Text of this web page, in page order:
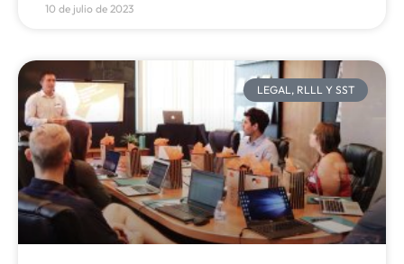
10 de julio de 2023
LEGAL, RLLL Y SST